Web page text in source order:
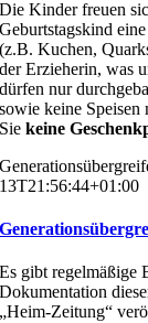
Die Kinder freuen
Geburtstagskind eine
(z.B. Kuchen,
der Erzieherin, was
dürfen nur
sowie keine
Sie keine
13T21:56:44+01:00
Es gibt regelmäßige
Dokumentation
„Heim-Zeitung“